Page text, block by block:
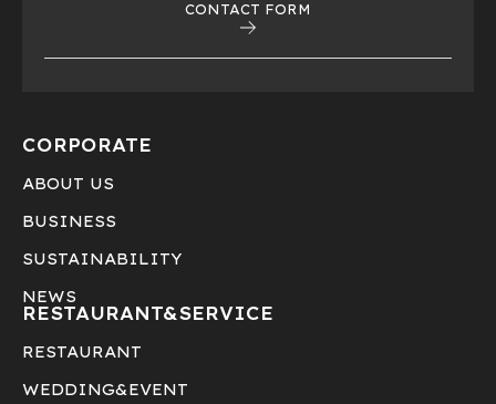
CONTACT FORM
CORPORATE
ABOUT US
BUSINESS
SUSTAINABILITY
NEWS
RESTAURANT&SERVICE
RESTAURANT
WEDDING&EVENT